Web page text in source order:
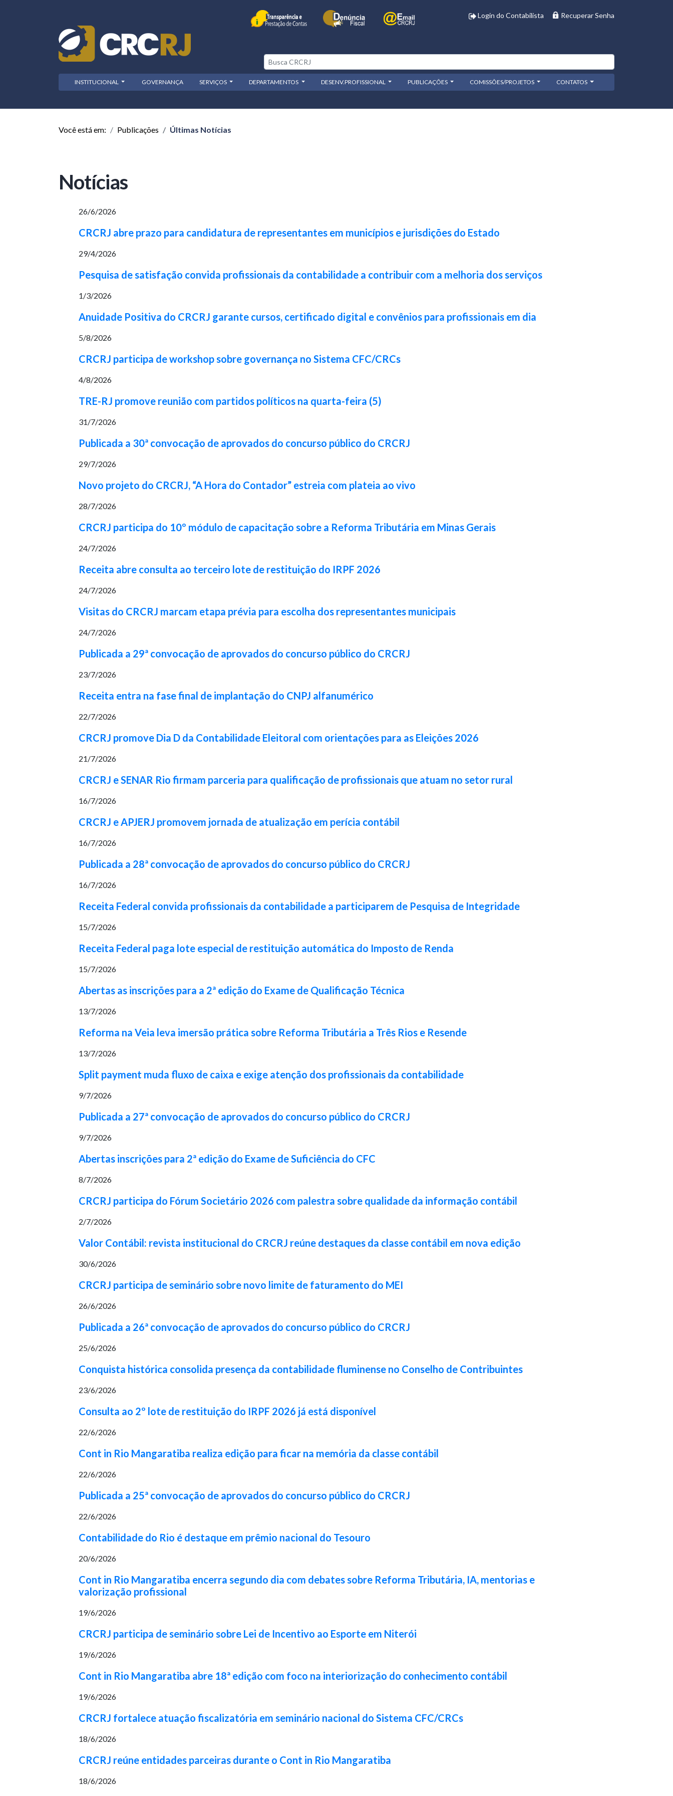
Login do Contabilista Recuperar Senha
INSTITUCIONAL GOVERNANÇA SERVIÇOS DEPARTAMENTOS DESENV.PROFISSIONAL PUBLICAÇÕES COMISSÕES/PROJETOS CONTATOS
Você está em: Publicações Últimas Notícias
Notícias
26/6/2026
CRCRJ abre prazo para candidatura de representantes em municípios e jurisdições do Estado
29/4/2026
Pesquisa de satisfação convida profissionais da contabilidade a contribuir com a melhoria dos serviços
1/3/2026
Anuidade Positiva do CRCRJ garante cursos, certificado digital e convênios para profissionais em dia
5/8/2026
CRCRJ participa de workshop sobre governança no Sistema CFC/CRCs
4/8/2026
TRE-RJ promove reunião com partidos políticos na quarta-feira (5)
31/7/2026
Publicada a 30ª convocação de aprovados do concurso público do CRCRJ
29/7/2026
Novo projeto do CRCRJ, “A Hora do Contador” estreia com plateia ao vivo
28/7/2026
CRCRJ participa do 10º módulo de capacitação sobre a Reforma Tributária em Minas Gerais
24/7/2026
Receita abre consulta ao terceiro lote de restituição do IRPF 2026
24/7/2026
Visitas do CRCRJ marcam etapa prévia para escolha dos representantes municipais
24/7/2026
Publicada a 29ª convocação de aprovados do concurso público do CRCRJ
23/7/2026
Receita entra na fase final de implantação do CNPJ alfanumérico
22/7/2026
CRCRJ promove Dia D da Contabilidade Eleitoral com orientações para as Eleições 2026
21/7/2026
CRCRJ e SENAR Rio firmam parceria para qualificação de profissionais que atuam no setor rural
16/7/2026
CRCRJ e APJERJ promovem jornada de atualização em perícia contábil
16/7/2026
Publicada a 28ª convocação de aprovados do concurso público do CRCRJ
16/7/2026
Receita Federal convida profissionais da contabilidade a participarem de Pesquisa de Integridade
15/7/2026
Receita Federal paga lote especial de restituição automática do Imposto de Renda
15/7/2026
Abertas as inscrições para a 2ª edição do Exame de Qualificação Técnica
13/7/2026
Reforma na Veia leva imersão prática sobre Reforma Tributária a Três Rios e Resende
13/7/2026
Split payment muda fluxo de caixa e exige atenção dos profissionais da contabilidade
9/7/2026
Publicada a 27ª convocação de aprovados do concurso público do CRCRJ
9/7/2026
Abertas inscrições para 2ª edição do Exame de Suficiência do CFC
8/7/2026
CRCRJ participa do Fórum Societário 2026 com palestra sobre qualidade da informação contábil
2/7/2026
Valor Contábil: revista institucional do CRCRJ reúne destaques da classe contábil em nova edição
30/6/2026
CRCRJ participa de seminário sobre novo limite de faturamento do MEI
26/6/2026
Publicada a 26ª convocação de aprovados do concurso público do CRCRJ
25/6/2026
Conquista histórica consolida presença da contabilidade fluminense no Conselho de Contribuintes
23/6/2026
Consulta ao 2º lote de restituição do IRPF 2026 já está disponível
22/6/2026
Cont in Rio Mangaratiba realiza edição para ficar na memória da classe contábil
22/6/2026
Publicada a 25ª convocação de aprovados do concurso público do CRCRJ
22/6/2026
Contabilidade do Rio é destaque em prêmio nacional do Tesouro
20/6/2026
Cont in Rio Mangaratiba encerra segundo dia com debates sobre Reforma Tributária, IA, mentorias e
valorização profissional
19/6/2026
CRCRJ participa de seminário sobre Lei de Incentivo ao Esporte em Niterói
19/6/2026
Cont in Rio Mangaratiba abre 18ª edição com foco na interiorização do conhecimento contábil
19/6/2026
CRCRJ fortalece atuação fiscalizatória em seminário nacional do Sistema CFC/CRCs
18/6/2026
CRCRJ reúne entidades parceiras durante o Cont in Rio Mangaratiba
18/6/2026